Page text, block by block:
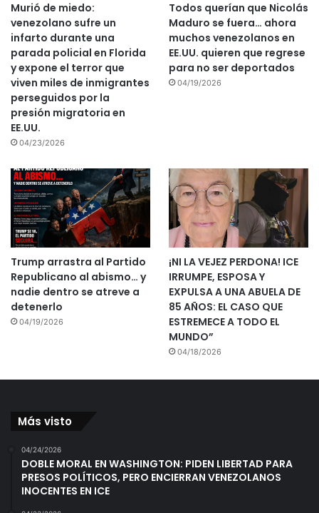
Murió de miedo:
venezolano sufre un
infarto durante una
parada policial en Florida
y expone el terror que
viven miles de inmigrantes
perseguidos por la
presión migratoria en
EE.UU.
04/23/2026
Todos querían que Nicolás
Maduro se fuera… ahora
muchos venezolanos en
EE.UU. quieren que regrese
para no ser deportados
04/19/2026
Trump arrastra al Partido
Republicano al abismo… y
nadie dentro se atreve a
detenerlo
04/19/2026
¡NI LA VEJEZ PERDONA! ICE
IRRUMPE, ESPOSA Y
EXPULSA A UNA ABUELA DE
85 AÑOS: EL CASO QUE
ESTREMECE A TODO EL
MUNDO”
04/18/2026
Más visto
04/24/2026
DOBLE MORAL EN WASHINGTON: PIDEN LIBERTAD PARA
PRESOS POLÍTICOS, PERO ENCIERRAN VENEZOLANOS
INOCENTES EN ICE